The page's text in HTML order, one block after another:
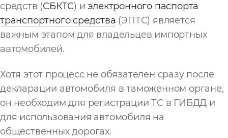
средств (СБКТС) иэлектронного паспорта
транспортного средства (ЭПТС) является
важным этапом для владельцев импортных
автомобилей.
Хотя этот процесс не обязателен сразу после
декларации автомобиля в таможенном органе,
он необходим для регистрации ТС в ГИБДД и
для использования автомобиля на
общественных дорогах.
Согласен с
политикой
конфиденциальности
и наобработку моих
данных